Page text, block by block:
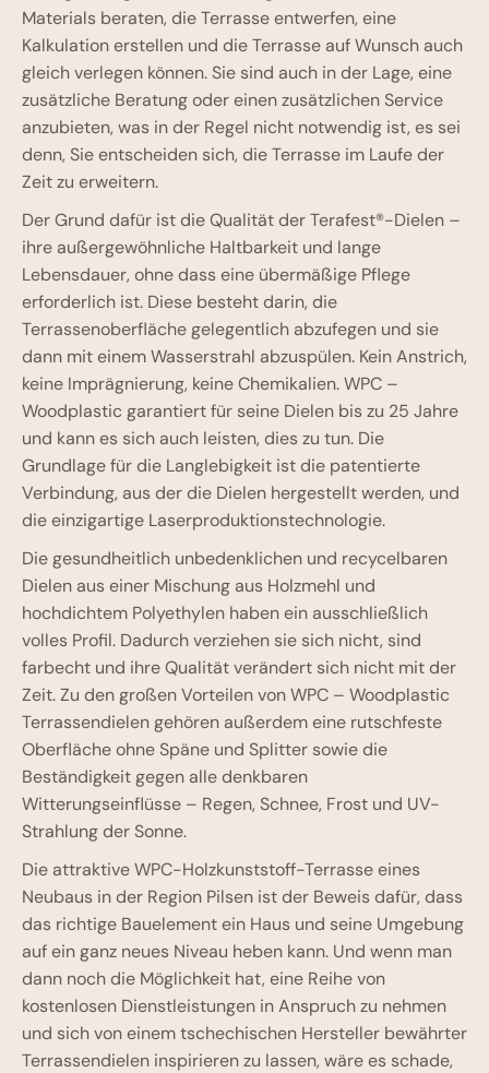
Materials beraten, die Terrasse entwerfen, eine
Kalkulation erstellen und die Terrasse auf Wunsch auch
gleich verlegen können. Sie sind auch in der Lage, eine
zusätzliche Beratung oder einen zusätzlichen Service
anzubieten, was in der Regel nicht notwendig ist, es sei
denn, Sie entscheiden sich, die Terrasse im Laufe der
Zeit zu erweitern.
Der Grund dafür ist die Qualität der Terafest®-Dielen –
ihre außergewöhnliche Haltbarkeit und lange
Lebensdauer, ohne dass eine übermäßige Pflege
erforderlich ist. Diese besteht darin, die
Terrassenoberfläche gelegentlich abzufegen und sie
dann mit einem Wasserstrahl abzuspülen. Kein Anstrich,
keine Imprägnierung, keine Chemikalien. WPC –
Woodplastic garantiert für seine Dielen bis zu 25 Jahre
und kann es sich auch leisten, dies zu tun. Die
Grundlage für die Langlebigkeit ist die patentierte
Verbindung, aus der die Dielen hergestellt werden, und
die einzigartige Laserproduktionstechnologie.
Die gesundheitlich unbedenklichen und recycelbaren
Dielen aus einer Mischung aus Holzmehl und
hochdichtem Polyethylen haben ein ausschließlich
volles Profil. Dadurch verziehen sie sich nicht, sind
farbecht und ihre Qualität verändert sich nicht mit der
Zeit. Zu den großen Vorteilen von WPC – Woodplastic
Terrassendielen gehören außerdem eine rutschfeste
Oberfläche ohne Späne und Splitter sowie die
Beständigkeit gegen alle denkbaren
Witterungseinflüsse – Regen, Schnee, Frost und UV-
Strahlung der Sonne.
Die attraktive WPC-Holzkunststoff-Terrasse eines
Neubaus in der Region Pilsen ist der Beweis dafür, dass
das richtige Bauelement ein Haus und seine Umgebung
auf ein ganz neues Niveau heben kann. Und wenn man
dann noch die Möglichkeit hat, eine Reihe von
kostenlosen Dienstleistungen in Anspruch zu nehmen
und sich von einem tschechischen Hersteller bewährter
Terrassendielen inspirieren zu lassen, wäre es schade,